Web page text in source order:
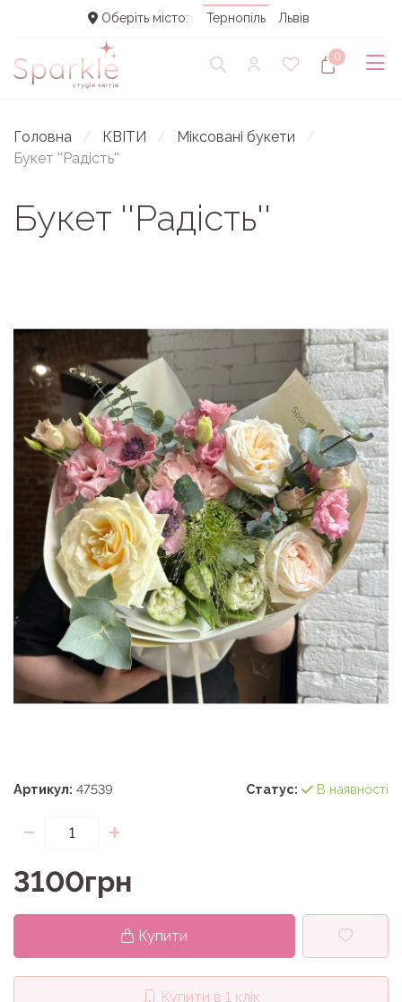
Оберіть місто: Тернопіль Львів
0
Головна КВІТИ
Міксовані букети
Букет ''Радість''
Букет ''Радість''
Артикул: 47539 Статус: В наявності
- +
3100грн
Купити
Купити в 1 клік